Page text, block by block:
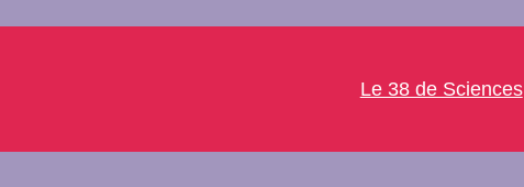
Le 38 de Sciences